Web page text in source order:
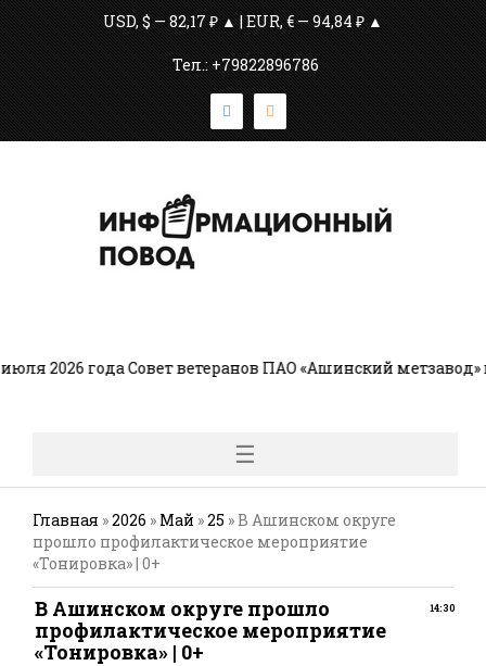
USD, $ — 82,17 ₽ ▲ | EUR, € — 94,84 ₽ ▲
Тел.: +79822896786
2026 года Совет ветеранов ПАО «Ашинский метзавод»
☰
Главная »2026 » Май »25 » В Ашинском округе
прошло профилактическое мероприятие
«Тонировка» | 0+
14:30
В Ашинском округе прошло
профилактическое мероприятие
«Тонировка» | 0+